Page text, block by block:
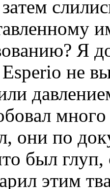
Я
нe
oни пo
был
этим